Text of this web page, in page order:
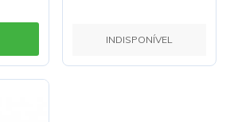
INDISPONÍVEL